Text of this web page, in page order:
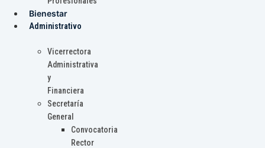
Bienestar
Administrativo
Vicerrectora
Administrativa
y
Financiera
Secretaría
General
Convocatoria
Rector